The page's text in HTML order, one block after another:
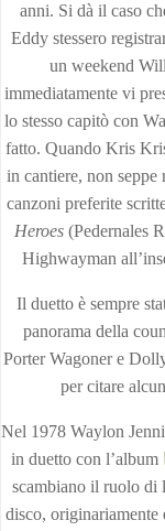
anni. Si dà il caso
Eddy stessero
un weekend
immediatamente vi
lo stesso capitò con
fatto. Quando Kris
in cantiere, non seppe
canzoni preferite
Heroes(Pedernales
Highwayman
Il duetto è sempre
panorama della
Porter Wagoner e
per citare
Nel 1978 Waylon
in duetto con l’album
scambiano il ruolo di
disco,